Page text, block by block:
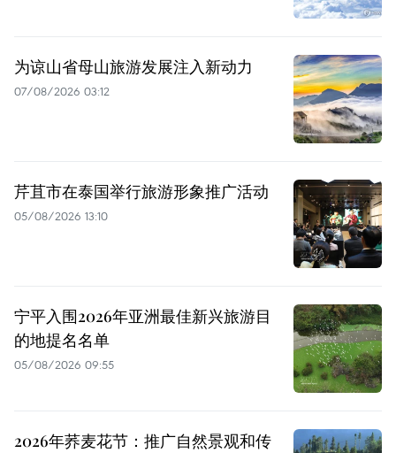
为谅山省母山旅游发展注入新动力
07/08/2026 03:12
芹苴市在泰国举行旅游形象推广活动
05/08/2026 13:10
宁平入围2026年亚洲最佳新兴旅游目
的地提名名单
05/08/2026 09:55
2026年荞麦花节：推广自然景观和传